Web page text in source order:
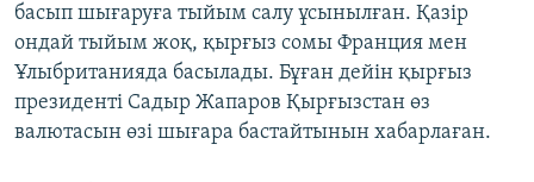
басып шығаруға тыйым салу ұсынылған. Қазір
ондай тыйым жоқ, қырғыз сомы Франция мен
Ұлыбританияда басылады. Бұған дейін қырғыз
президенті Садыр Жапаров Қырғызстан өз
валютасын өзі шығара бастайтынын хабарлаған.